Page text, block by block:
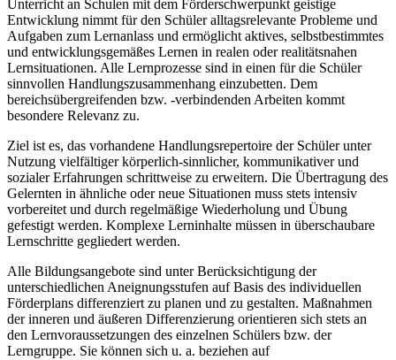
Unterricht an Schulen mit dem Förderschwerpunkt geistige
Entwicklung nimmt für den Schüler alltagsrelevante Probleme und
Aufgaben zum Lernanlass und ermöglicht aktives, selbstbestimmtes
und entwicklungsgemäßes Lernen in realen oder realitätsnahen
Lernsituationen. Alle Lernprozesse sind in einen für die Schüler
sinnvollen Handlungszusammenhang einzubetten. Dem
bereichsübergreifenden bzw. -verbindenden Arbeiten kommt
besondere Relevanz zu.
Ziel ist es, das vorhandene Handlungsrepertoire der Schüler unter
Nutzung vielfältiger körperlich-sinnlicher, kommunikativer und
sozialer Erfahrungen schrittweise zu erweitern. Die Übertragung des
Gelernten in ähnliche oder neue Situationen muss stets intensiv
vorbereitet und durch regelmäßige Wiederholung und Übung
gefestigt werden. Komplexe Lerninhalte müssen in überschaubare
Lernschritte gegliedert werden.
Alle Bildungsangebote sind unter Berücksichtigung der
unterschiedlichen Aneignungsstufen auf Basis des individuellen
Förderplans differenziert zu planen und zu gestalten. Maßnahmen
der inneren und äußeren Differenzierung orientieren sich stets an
den Lernvoraussetzungen des einzelnen Schülers bzw. der
Lerngruppe. Sie können sich u. a. beziehen auf